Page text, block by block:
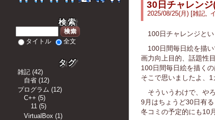
検索
検索
タイトル 全文
タグ
雑記 (42)
自省 (12)
プログラム (12)
C++ (5)
11 (5)
VirtualBox (1)
30日チャレン
2025/08/25(月) 雑記
100日チャレンジとい
100日間毎日絵を描
画力向上目的、話題性
100日間毎日絵を描く
そこで思いましたよ、
そういうわけで、や
9月はちょうど30日有る
冬コミの予定的にも10